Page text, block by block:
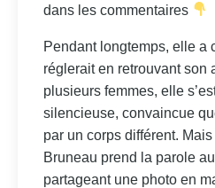
dans les commentaires
Pendant longtemps, elle a
réglerait en retrouvant son
plusieurs femmes, elle
silencieuse, convaincue
par un corps différent.
Bruneau prend la parole
partageant une photo en